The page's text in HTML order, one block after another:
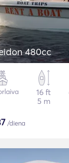
480cc
16 ft
5 m
/diena